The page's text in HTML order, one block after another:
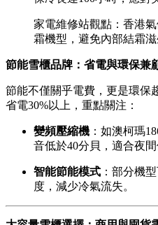
家電維修站觀點：香港
霜機型，避免內部結霜滋
節能雪櫃品牌：省電與環保兼
節能不僅關乎電費，更是環保
省電30%以上，重點關注：
變頻壓縮機 ：如澳柯瑪
音低於40分貝，適合夜間
智能節能模式 ：部分機
度，減少冷氣流失。